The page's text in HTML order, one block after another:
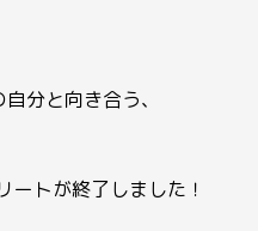
分と向き合う、
ートが終了しました！